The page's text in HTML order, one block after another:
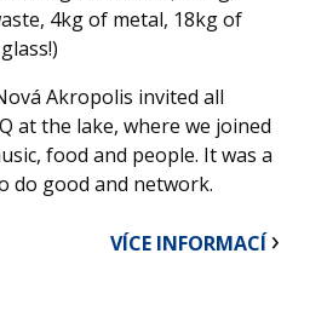
4kg of metal, 18kg of
Akropolis invited all
at the lake, where we joined
food and people. It was a
do good and network.
VÍCE INFORMACÍ